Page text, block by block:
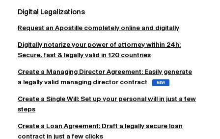
Digital Legalizations
Request an Apostille completely online and digitally
Digitally notarize your power of attorney within 24h:
Secure, fast & legally valid in 120 countries
Create a Managing Director Agreement: Easily generate
a legally valid managing director contract
NEW
Create a Single Will: Set up your personal will in just a few
steps
Create a Loan Agreement: Draft a legally secure loan
contract in just a few clicks